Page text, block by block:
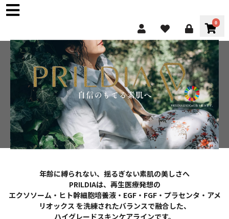
0
年齢に縛られない、揺るぎない素肌の美しさへ
PRILDIAは、再生医療発想の
エクソソーム・ヒト幹細胞培養液・EGF・FGF・プラセンタ・アメ
リオックス を洗練されたバランスで融合した、
ハイグレードスキンケアラインです。